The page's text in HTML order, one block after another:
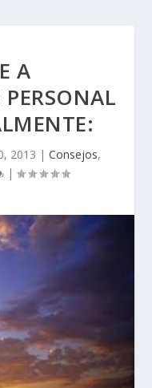
A
PERSONAL
2013 | Consejos,
|